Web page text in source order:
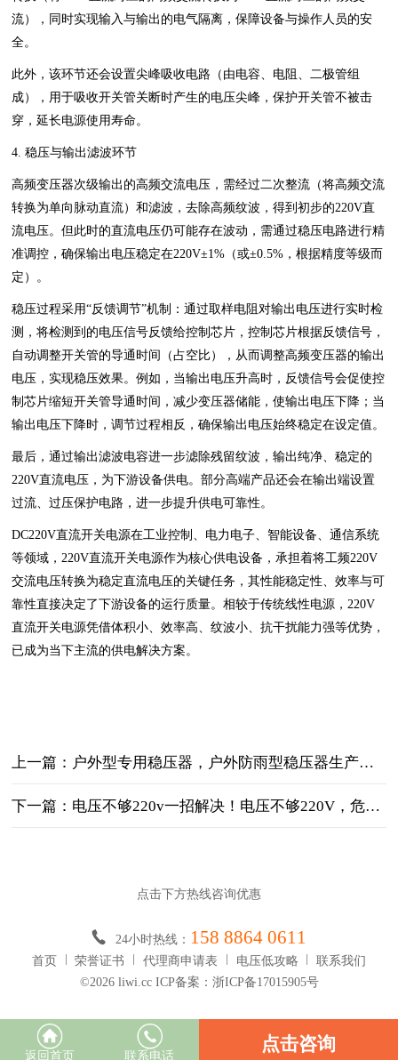
流），同时实现输入与输出的电气隔离，保障设备与操作人员的安
全。
此外，该环节还会设置尖峰吸收电路（由电容、电阻、二极管组
成），用于吸收开关管关断时产生的电压尖峰，保护开关管不被击
穿，延长电源使用寿命。
4. 稳压与输出滤波环节
高频变压器次级输出的高频交流电压，需经过二次整流（将高频交流
转换为单向脉动直流）和滤波，去除高频纹波，得到初步的220V直
流电压。但此时的直流电压仍可能存在波动，需通过稳压电路进行精
准调控，确保输出电压稳定在220V±1%（或±0.5%，根据精度等级而
定）。
稳压过程采用“反馈调节”机制：通过取样电阻对输出电压进行实时检
测，将检测到的电压信号反馈给控制芯片，控制芯片根据反馈信号，
自动调整开关管的导通时间（占空比），从而调整高频变压器的输出
电压，实现稳压效果。例如，当输出电压升高时，反馈信号会促使控
制芯片缩短开关管导通时间，减少变压器储能，使输出电压下降；当
输出电压下降时，调节过程相反，确保输出电压始终稳定在设定值。
最后，通过输出滤波电容进一步滤除残留纹波，输出纯净、稳定的
220V直流电压，为下游设备供电。部分高端产品还会在输出端设置
过流、过压保护电路，进一步提升供电可靠性。
DC220V直流开关电源在工业控制、电力电子、智能设备、通信系统
等领域，220V直流开关电源作为核心供电设备，承担着将工频220V
交流电压转换为稳定直流电压的关键任务，其性能稳定性、效率与可
靠性直接决定了下游设备的运行质量。相较于传统线性电源，220V
直流开关电源凭借体积小、效率高、纹波小、抗干扰能力强等优势，
已成为当下主流的供电解决方案。
上一篇：户外型专用稳压器，户外防雨型稳压器生产厂家，电压调节平稳、效率高
下一篇：电压不够220v一招解决！电压不够220V，危害远比你想象的大
点击下方热线咨询优惠
24小时热线： 158 8864 0611
首页 荣誉证书 代理商申请表 电压低攻略
联系我们
©2026 liwi.cc ICP备案：浙ICP备17015905号
返回首页 联系电话
点击咨询